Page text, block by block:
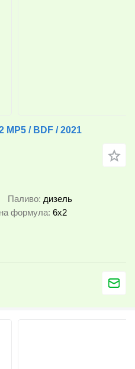
MP5 / BDF / 2021
Паливо дизель
формула 6x2